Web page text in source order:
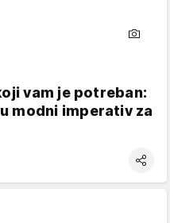
vam je potreban:
modni imperativ za